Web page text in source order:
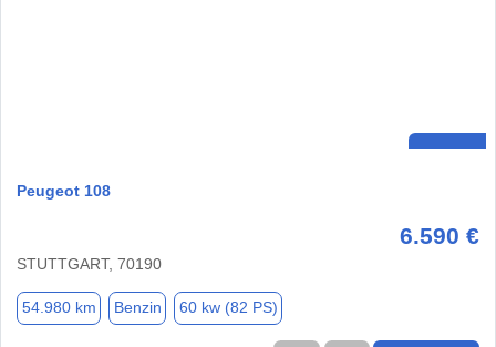
Peugeot 108
6.590 €
STUTTGART, 70190
54.980 km Benzin 60 kw (82 PS)